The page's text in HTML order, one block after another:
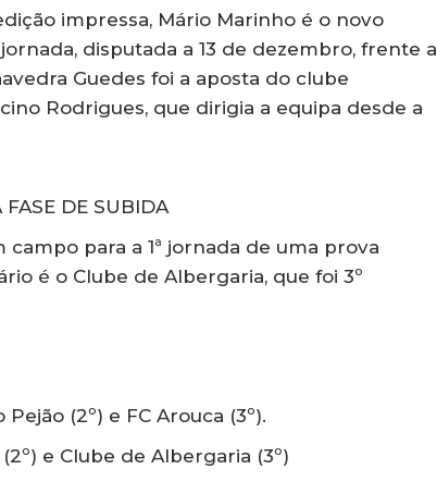
impressa, Mário Marinho é o novo
disputada a 13 de dezembro, frente
Guedes foi a aposta do clube
Rodrigues, que dirigia a equipa desde a
FASE DE SUBIDA
para a 1ª jornada de uma prova
é o Clube de Albergaria, que foi 3º
(2º) e FC Arouca (3º).
e Clube de Albergaria (3º)